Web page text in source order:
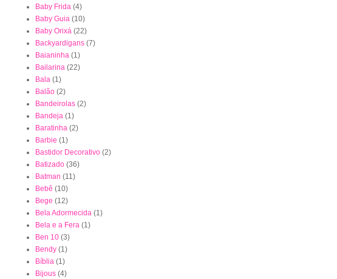
Baby Frida (4)
Baby Guia (10)
Baby Orixá (22)
Backyardigans (7)
Baianinha (1)
Bailarina (22)
Bala (1)
Balão (2)
Bandeirolas (2)
Bandeja (1)
Baratinha (2)
Barbie (1)
Bastidor Decorativo (2)
Batizado (36)
Batman (11)
Bebê (10)
Bege (12)
Bela Adormecida (1)
Bela e a Fera (1)
Ben 10 (3)
Bendy (1)
Bíblia (1)
Bijous (4)